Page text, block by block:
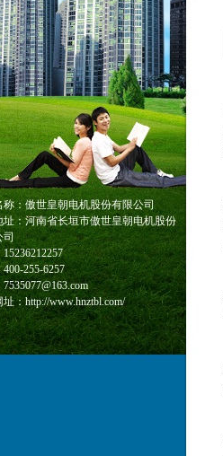
称：傲世皇朝电机股份有限公司
址：河南省长垣市傲世皇朝电机股份
司
255-6257
：http://www.hnztbl.com/